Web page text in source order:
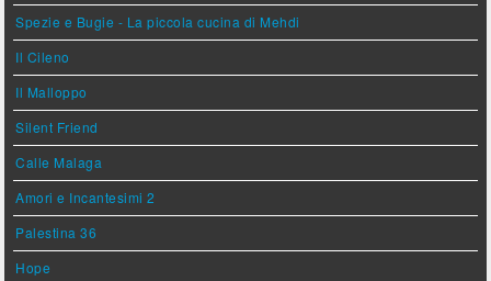
Spezie e Bugie - La piccola cucina di Mehdi
Il Cileno
Il Malloppo
Silent Friend
Calle Malaga
Amori e Incantesimi 2
Palestina 36
Hope